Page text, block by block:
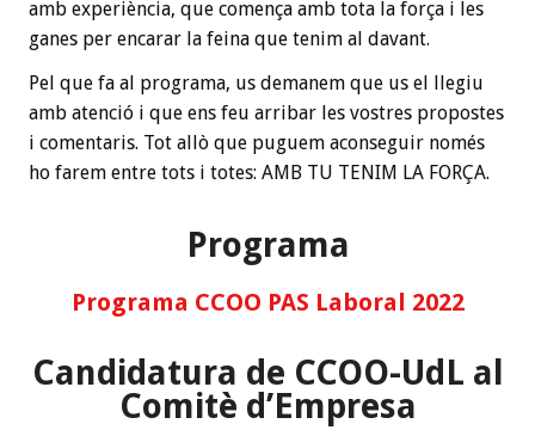
amb experiència, que comença amb tota la força i les
ganes per encarar la feina que tenim al davant.
Pel que fa al programa, us demanem que us el llegiu
amb atenció i que ens feu arribar les vostres propostes
i comentaris. Tot allò que puguem aconseguir només
ho farem entre tots i totes: AMB TU TENIM LA FORÇA.
Programa
Programa CCOO PAS Laboral 2022
Candidatura de CCOO-UdL al
Comitè d’Empresa